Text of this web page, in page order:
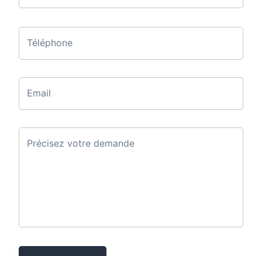
Téléphone
Email
Précisez votre demande